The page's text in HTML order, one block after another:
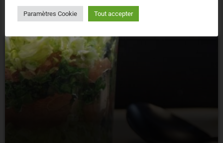
Paramètres Cookie Tout accepter